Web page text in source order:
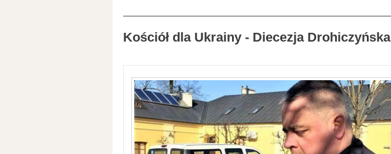
Kościół dla Ukrainy - Diecezja Drohiczyńska